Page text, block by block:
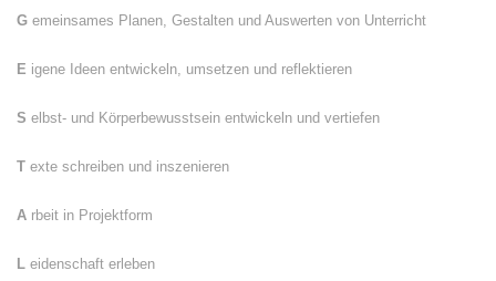
G emeinsames Planen, Gestalten und Auswerten von Unterricht
E igene Ideen entwickeln, umsetzen und reflektieren
S elbst- und Körperbewusstsein entwickeln und vertiefen
T exte schreiben und inszenieren
A rbeit in Projektform
L eidenschaft erleben